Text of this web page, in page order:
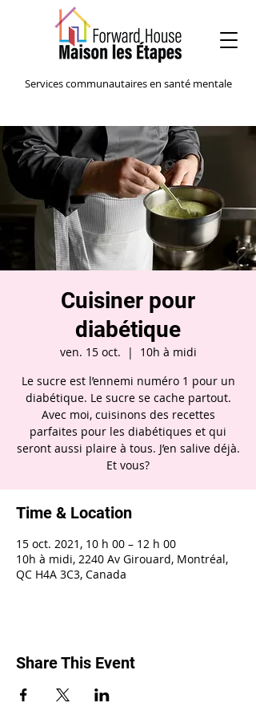
Services communautaires en santé mentale
Cuisiner pour
diabétique
ven. 15 oct.
  |
10h à midi
Le sucre est l’ennemi numéro 1 pour un
diabétique. Le sucre se cache partout.
Avec moi, cuisinons des recettes
parfaites pour les diabétiques et qui
seront aussi plaire à tous. J’en salive déjà.
Et vous?
Time & Location
15 oct. 2021, 10 h 00 – 12 h 00
10h à midi, 2240 Av Girouard, Montréal,
QC H4A 3C3, Canada
Share This Event